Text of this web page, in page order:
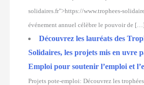
solidaires.fr">https://www.trophees-
événement annuel célèbre le pouvoir de
Découvrez les lauréats des
Solidaires, les projets mis en uvre
Emploi pour soutenir l’emploi et
Projets pote-emploi: Découvrez les